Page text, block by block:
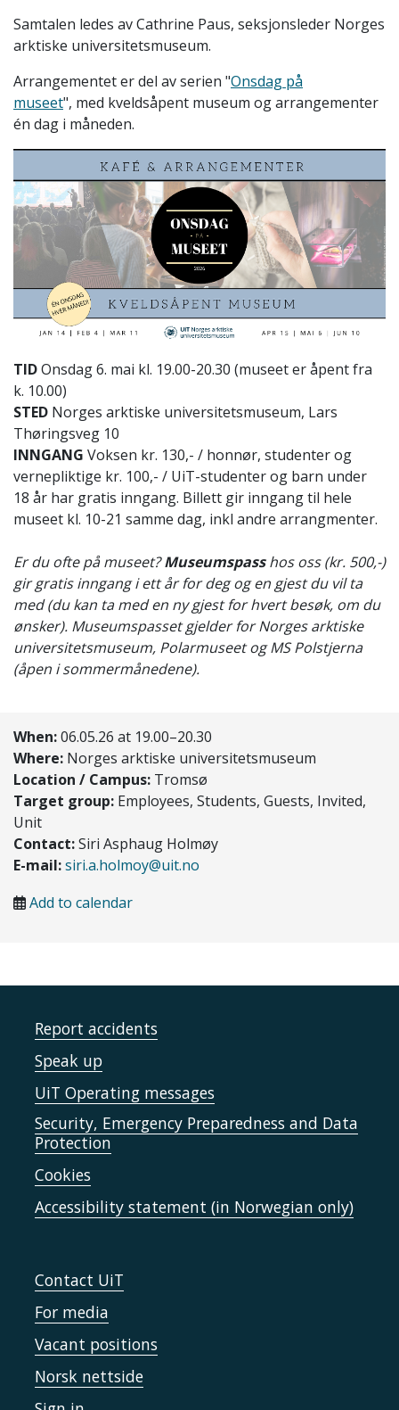
Samtalen ledes av Cathrine Paus, seksjonsleder Norges
arktiske universitetsmuseum.
Arrangementet er del av serien "Onsdag på
museet", med kveldsåpent museum og arrangementer
én dag i måneden.
TIDOnsdag 6. mai kl. 19.00-20.30 (museet er åpent fra
k. 10.00)
STED Norges arktiske universitetsmuseum, Lars
Thøringsveg 10
INNGANG Voksen kr. 130,- / honnør, studenter og
vernepliktige kr. 100,- / UiT-studenter og barn under
18 år har gratis inngang. Billett gir inngang til hele
museet kl. 10-21 samme dag, inkl andre arrangmenter.
Er du ofte på museet? Museumspasshos oss (kr. 500,-)
gir gratis inngang i ett år for deg og en gjest du vil ta
med (du kan ta med en ny gjest for hvert besøk, om du
ønsker). Museumspasset gjelder for Norges arktiske
universitetsmuseum, Polarmuseet og MS Polstjerna
(åpen i sommermånedene).
When:06.05.26 at 19.00–20.30
Where: Norges arktiske universitetsmuseum
Location / Campus: Tromsø
Target group: Employees, Students, Guests, Invited,
Unit
Contact:Siri Asphaug Holmøy
E-mail:siri.a.holmoy@uit.no
Add to calendar
Report accidents
Speak up
UiT Operating messages
Security, Emergency Preparedness and Data
Protection
Cookies
Accessibility statement (in Norwegian only)
Contact UiT
For media
Vacant positions
Norsk nettside